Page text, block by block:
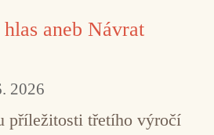
aneb Návrat
2026
příležitosti třetího výročí